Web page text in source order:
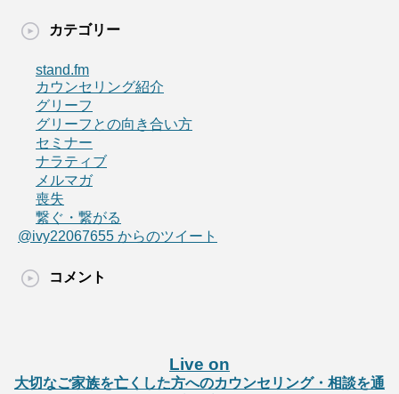
カテゴリー
stand.fm
カウンセリング紹介
グリーフ
グリーフとの向き合い方
セミナー
ナラティブ
メルマガ
喪失
繋ぐ・繋がる
@ivy22067655 からのツイート
コメント
Live on
大切なご家族を亡くした方へのカウンセリング・相談を通